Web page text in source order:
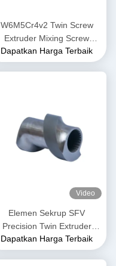
W6M5Cr4v2 Twin Screw
Extruder Mixing Screw
Element untuk Pabrik
Makanan
Dapatkan Harga Terbaik
Video
Elemen Sekrup SFV
Precision Twin Extruder
Elemen Sekrup Untuk
Extruder Plastik
Dapatkan Harga Terbaik